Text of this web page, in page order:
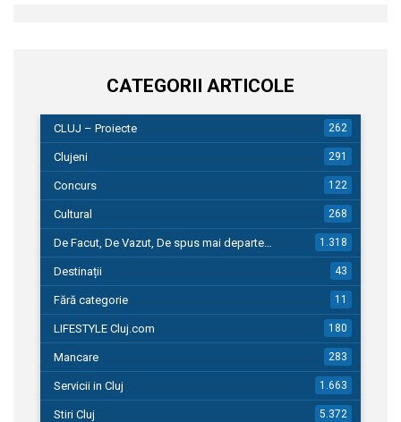
CATEGORII ARTICOLE
CLUJ – Proiecte 262
Clujeni 291
Concurs 122
Cultural 268
De Facut, De Vazut, De spus mai departe… 1.318
Destinații 43
Fără categorie 11
LIFESTYLE Cluj.com 180
Mancare 283
Servicii in Cluj 1.663
Stiri Cluj 5.372